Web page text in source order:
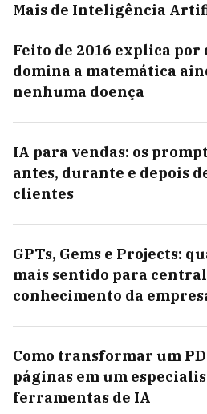
Mais de Inteligência
Feito de 2016 explica por
domina a matemática
nenhuma doença
IA para vendas: os
antes, durante e depois
clientes
GPTs, Gems e Projects:
mais sentido para
conhecimento da
Como transformar um
páginas em um
ferramentas de IA